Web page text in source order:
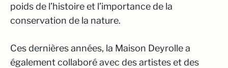
poids de l’histoire et l’importance de la
conservation de la nature.
Ces dernières années, la Maison Deyrolle a
également collaboré avec des artistes et des